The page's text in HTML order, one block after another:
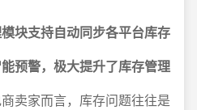
块支持自动同步各平台库存
预警，极大提升了库存管理
卖家而言，库存问题往往是